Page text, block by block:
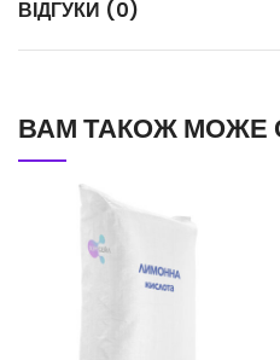
ВІДГУКИ (0)
ВАМ ТАКОЖ МОЖЕ